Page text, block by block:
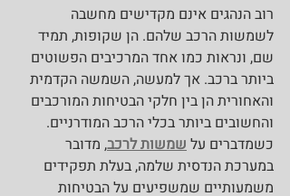
רוב הנהגים אינם מקדישים מחשבה
לשמשות הרכב שלהם. הן שקופות, תמיד
שם, ונראות כמו אחד המרכיבים הפשוטים
ביותר ברכב. אך למעשה, השמשה הקדמית
והאחורית הן בין חלקי הבטיחות המורכבים
והחשובים ביותר בכלי הרכב המודרניים.
כשמדברים על שמשות לרכב, מדובר
במערכת הנדסית שלמה, בעלת תפקידים
משמעותיים שמשפיעים על הבטיחות